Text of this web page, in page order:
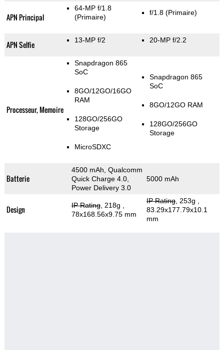
APN Principal
64-MP f/1.8
(Primaire)
f/1.8 (Primaire)
APN Selfie 13-MP f/2 20-MP f/2.2
Processeur, Memoire
Snapdragon 865
SoC
8GO/12GO/16GO
RAM
128GO/256GO
Storage
MicroSDXC
Snapdragon 865
SoC
8GO/12GO RAM
128GO/256GO
Storage
Batterie
4500 mAh, Qualcomm
Quick Charge 4.0,
Power Delivery 3.0
5000 mAh
Design IP Rating, 218g
78x168.56x9.75 mm
IP Rating, 253g
83.29x177.79x10.1
mm